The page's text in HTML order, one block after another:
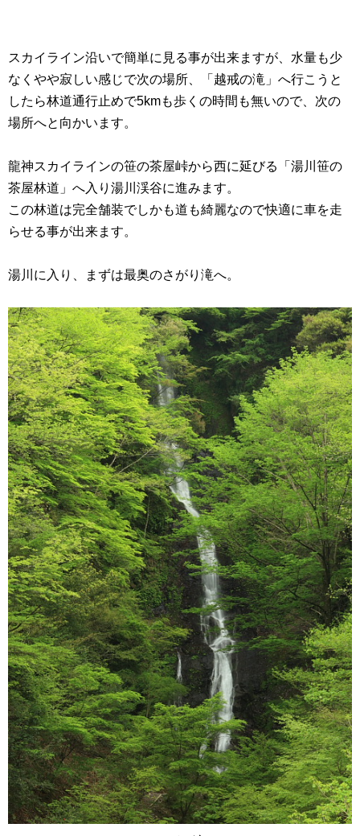
スカイライン沿いで簡単に見る事が出来ますが、水量も少
なくやや寂しい感じで次の場所、「越戒の滝」へ行こうと
したら林道通行止めで5kmも歩くの時間も無いので、次の
場所へと向かいます。
龍神スカイラインの笹の茶屋峠から西に延びる「湯川笹の
茶屋林道」へ入り湯川渓谷に進みます。
この林道は完全舗装でしかも道も綺麗なので快適に車を走
らせる事が出来ます。
湯川に入り、まずは最奥のさがり滝へ。